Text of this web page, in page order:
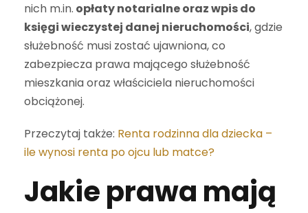
nich m.in. opłaty notarialne oraz wpis do
księgi wieczystej danej nieruchomości, gdzie
służebność musi zostać ujawniona, co
zabezpiecza prawa mającego służebność
mieszkania oraz właściciela nieruchomości
obciążonej.
Przeczytaj także: Renta rodzinna dla dziecka –
ile wynosi renta po ojcu lub matce?
Jakie prawa mają